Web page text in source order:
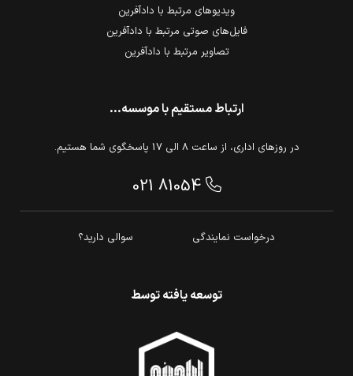
ارتباط مستقیم با موسسه...
در روزهای اداری، از ساعت 8 الی 17 پاسخگوی شما هستیم.
021 81054
درخواست نمایندگی سوالی دارید؟
ویدیوهای مرتبط با دادآفرین
فایل‌های صوتی مرتبط با دادآفرین
تصاویر مرتبط با دادآفرین
توسعه یافته توسط